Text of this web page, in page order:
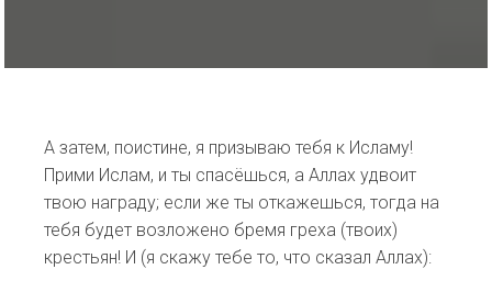
А затем, поистине, я призываю тебя к Исламу!
Прими Ислам, и ты спасёшься, а Аллах удвоит
твою награду; если же ты откажешься, тогда на
тебя будет возложено бремя греха (твоих)
крестьян! И (я скажу тебе то, что сказал Аллах):